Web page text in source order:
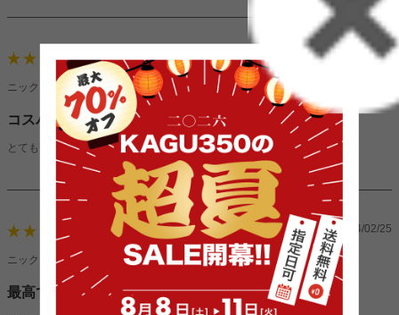
4 2024/03/21
ニックネーム：えんさん（女性）
コスパいい
とても安くてお得な買い物ができました
2024/02/25
ニックネーム：がりさん（男性）
最高です。